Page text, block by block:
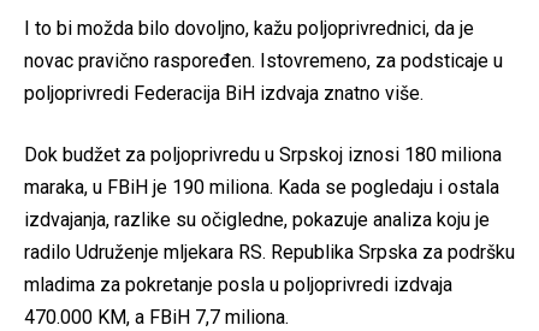
I to bi možda bilo dovoljno, kažu poljoprivrednici, da je
novac pravično raspoređen. Istovremeno, za podsticaje u
poljoprivredi Federacija BiH izdvaja znatno više.
Dok budžet za poljoprivredu u Srpskoj iznosi 180 miliona
maraka, u FBiH je 190 miliona. Kada se pogledaju i ostala
izdvajanja, razlike su očigledne, pokazuje analiza koju je
radilo Udruženje mljekara RS. Republika Srpska za podršku
mladima za pokretanje posla u poljoprivredi izdvaja
470.000 KM, a FBiH 7,7 miliona.